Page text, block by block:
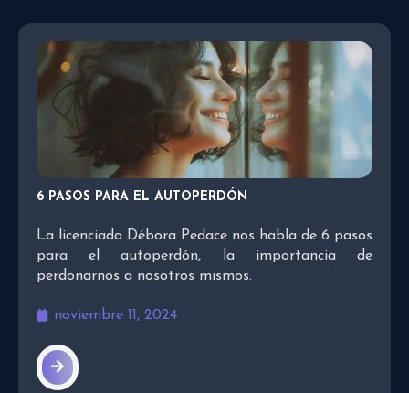
6 PASOS PARA EL AUTOPERDÓN
La licenciada Débora Pedace nos habla de 6 pasos
para el autoperdón, la importancia de
perdonarnos a nosotros mismos.
noviembre 11, 2024